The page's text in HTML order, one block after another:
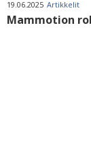
19.06.2025 Artikkelit
Mammotion